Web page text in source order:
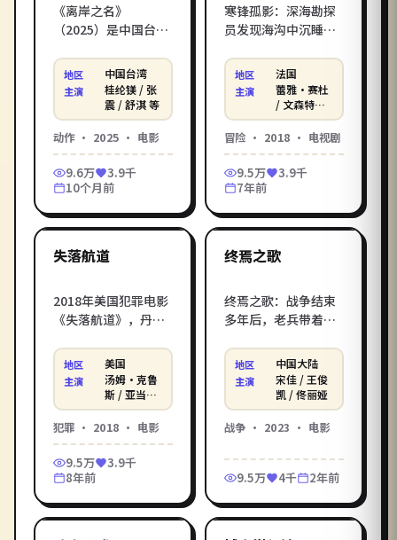
《离岸之名》
（2025）是中国台湾
由杨德昌执导，桂纶
镁、张震领衔主演
——一支特勤小队潜
入风暴海域营救人
质，72 小时倒计时步
步紧逼。影库提供
《离岸之名》电影在
线观看高清完整版，
免费在线观看电影一
键直达，HD 流畅画质
支持手机电脑播放。
地区 中国台湾
主演
桂纶镁 / 张
震 / 舒淇 等
动作· 2025 · 电影
9.6万
3.9千
10个月前
寒锋孤影：深海勘探
员发现海沟中沉睡了
朗索瓦·欧容执导的
2018年法国冒险话题
之作，蕾雅·赛杜、
文森特·卡索等实力
派加盟。影库《寒锋
孤影》免费高清在线
观看电影服务，每日
同步院线网络新片。
地区 法国
主演
蕾雅·赛杜
/ 文森特·
卡索 / 伊莎
贝尔·于佩
尔 等
冒险 · 2018 · 电视剧
9.5万
3.9千
7年前
热门
失落航道
2018年美国犯罪电影
《失落航道》，丹尼
汤姆·克鲁斯 / 亚当·
德赖弗 / 奥斯卡·伊
萨克倾情演绎。律师
为洗清父亲冤案重启
调查，却发现自己一
直被卷入更深的阴
谋。在影库电影在线
观看_在线观看电影，
无广告免费高清在线
观看。
地区 美国
主演
汤姆·克鲁
斯 / 亚当·
德赖弗 / 奥
斯卡·伊萨
犯罪 · 2018 · 电影
9.5万
3.9千
8年前
热门
终焉之歌
终焉之歌：战争结束
多年后，老兵带着一
场寻找答案。田壮壮
执导的2023年中国大
陆战争话题之作，宋
佳、王俊凯等实力派
加盟。影库《终焉之
看电影服务，每日同
步院线网络新片。
地区 中国大陆
主演
宋佳 / 王俊
凯 / 佟丽娅
战争 · 2023 · 电影
9.5万 4千 2年前